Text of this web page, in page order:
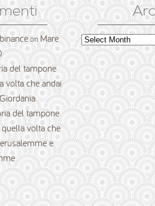
onMare
del tampone
volta che andai
del tampone
volta che
e
Archives